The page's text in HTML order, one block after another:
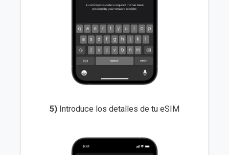
5) Introduce los detalles de tu eSIM